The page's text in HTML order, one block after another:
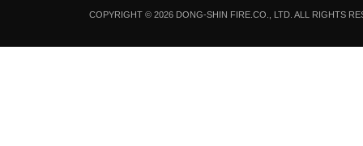
COPYRIGHT © 2026 DONG-SHIN FIRE.CO., LTD. ALL RIGHTS